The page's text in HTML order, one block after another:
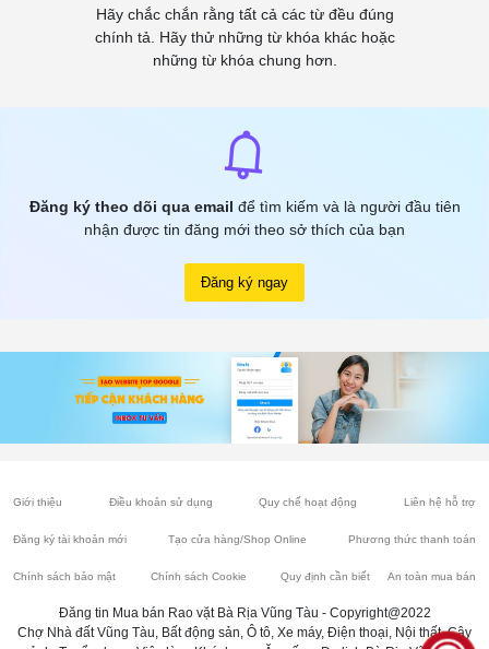
Hãy chắc chắn rằng tất cả các từ đều đúng
chính tả. Hãy thử những từ khóa khác hoặc
những từ khóa chung hơn.
Đăng ký theo dõi qua email để tìm kiếm và là người đầu tiên
nhận được tin đăng mới theo sở thích của bạn
Đăng ký ngay
Giới thiệu Điều khoản sử dụng Quy chế hoạt động Liên hệ hỗ trợ
Đăng ký tài khoản mới Tạo cửa hàng/Shop Online Phương thức thanh toán
Chính sách bảo mật Chính sách Cookie Quy định cần biết An toàn mua bán
Đăng tin Mua bán Rao vặt Bà Rịa Vũng Tàu - Copyright@2022
Chợ Nhà đất Vũng Tàu, Bất động sản, Ô tô, Xe máy, Điện thoại, Nội thất, Cây